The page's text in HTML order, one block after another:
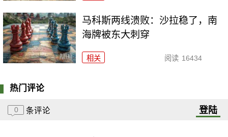
马科斯两线溃败：沙拉稳了，南
海牌被东大刺穿
相关 阅读 16434
热门评论
0 条评论 登陆